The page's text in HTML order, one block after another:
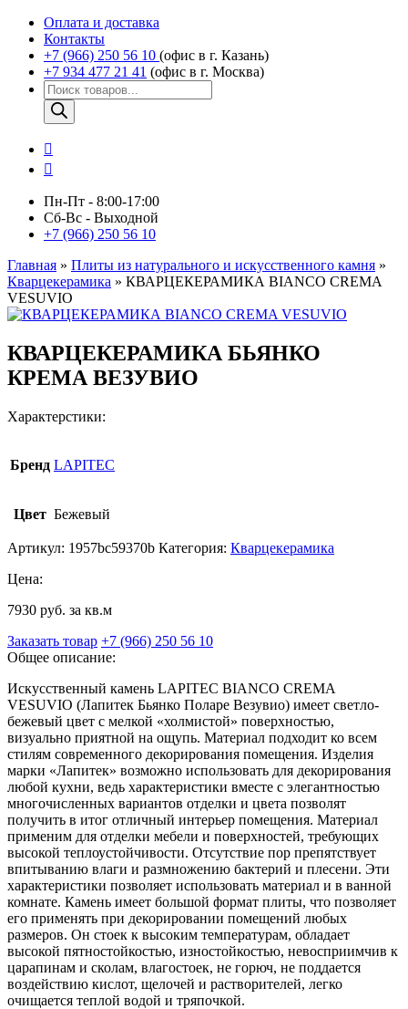
Оплата и доставка
Контакты
+7 (966) 250 56 10 (офис в г. Казань)
+7 934 477 21 41 (офис в г. Москва)
Поиск
товаров
Пн-Пт - 8:00-17:00
Сб-Вс - Выходной
+7 (966) 250 56 10
Главная » Плиты из натурального и искусственного камня »
Кварцекерамика » КВАРЦЕКЕРАМИКА BIANCO CREMA
VESUVIO
КВАРЦЕКЕРАМИКА БЬЯНКО
КРЕМА ВЕЗУВИО
Характерстики:
Бренд LAPITEC
Цвет Бежевый
Артикул: 1957bc59370b Категория: Кварцекерамика
Цена:
7930 руб. за кв.м
Заказать товар +7 (966) 250 56 10
Общее описание:
Искусственный камень LAPITEC BIANCO CREMA
VESUVIO (Лапитек Бьянко Поларе Везувио) имеет светло-
бежевый цвет с мелкой «холмистой» поверхностью,
визуально приятной на ощупь. Материал подходит ко всем
стилям современного декорирования помещения. Изделия
марки «Лапитек» возможно использовать для декорирования
любой кухни, ведь характеристики вместе с элегантностью
многочисленных вариантов отделки и цвета позволят
получить в итог отличный интерьер помещения. Материал
применим для отделки мебели и поверхностей, требующих
высокой теплоустойчивости. Отсутствие пор препятствует
впитыванию влаги и размножению бактерий и плесени. Эти
характеристики позволяет использовать материал и в ванной
комнате. Камень имеет большой формат плиты, что позволяет
его применять при декорировании помещений любых
размеров. Он стоек к высоким температурам, обладает
высокой пятностойкостью, изностойкостью, невосприимчив к
царапинам и сколам, влагостоек, не горюч, не поддается
воздействию кислот, щелочей и растворителей, легко
очищается теплой водой и тряпочкой.